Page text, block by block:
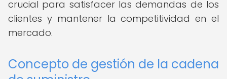
crucial para satisfacer las demandas de los
clientes y mantener la competitividad en el
mercado.
Concepto de gestión de la cadena